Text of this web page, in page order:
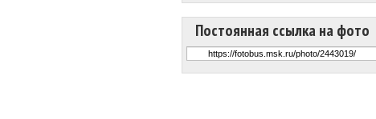
Постоянная ссылка на фото